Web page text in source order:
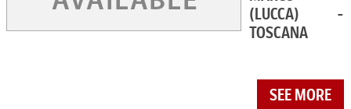
(LUCCA) -
TOSCANA
SEE MORE